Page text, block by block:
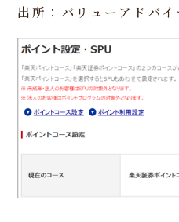
出所：バリューアドバ